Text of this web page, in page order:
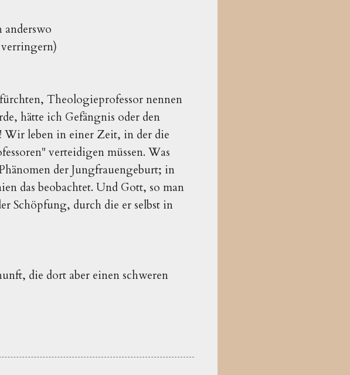
anderswo
Theologieprofessor nennen
hätte ich Gefängnis oder den
Wir leben in einer Zeit, in der die
verteidigen müssen. Was
der Jungfrauengeburt; in
das beobachtet. Und Gott, so man
Schöpfung, durch die er selbst in
die dort aber einen schweren